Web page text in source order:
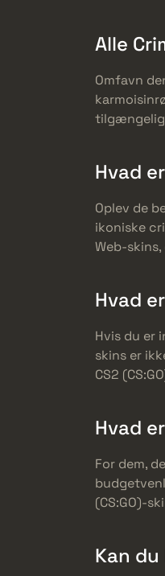
Alle
Omfavn
Hvad
Oplev de
ikoniske
Web-
Hvad
Hvis du er
skins er
CS2
Hvad
For dem,
(CS:GO)-
Kan du